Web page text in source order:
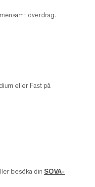
överdrag.
eller Fast på
besöka din SOVA-